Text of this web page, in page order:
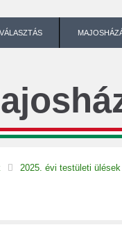
VÁLASZTÁS
2025. évi testületi ülések